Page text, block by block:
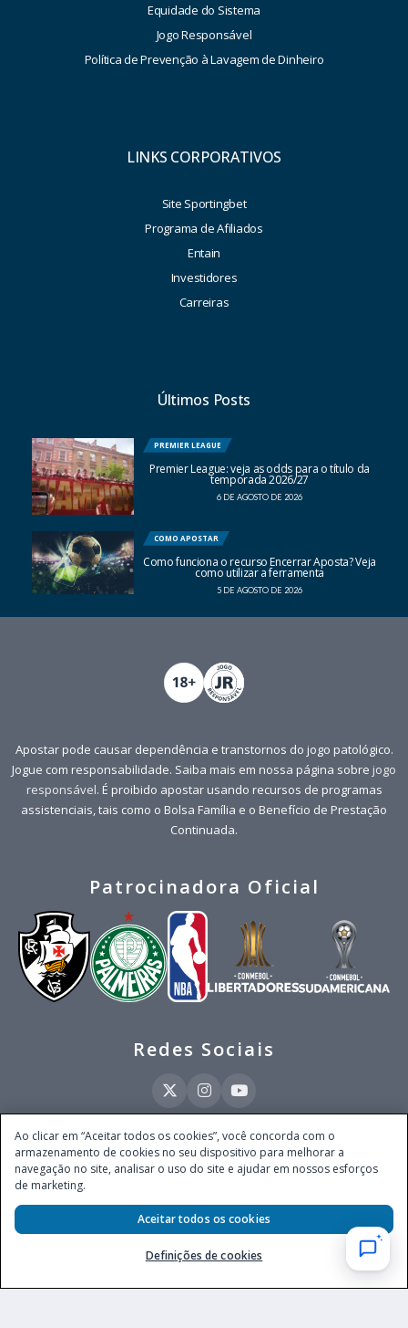
Equidade do Sistema
Jogo Responsável
Política de Prevenção à Lavagem de Dinheiro
LINKS CORPORATIVOS
Site Sportingbet
Programa de Afiliados
Entain
Investidores
Carreiras
Últimos Posts
PREMIER LEAGUE
Premier League: veja as odds para o título da
temporada 2026/27
6 DE AGOSTO DE 2026
COMO APOSTAR
Como funciona o recurso Encerrar Aposta? Veja
como utilizar a ferramenta
5 DE AGOSTO DE 2026
Apostar pode causar dependência e transtornos do jogo patológico.
Jogue com responsabilidade. Saiba mais em nossa página sobre jogo
responsável. É proibido apostar usando recursos de programas
assistenciais, tais como o Bolsa Família e o Benefício de Prestação
Continuada.
Patrocinadora Oficial
Redes Sociais
Este site é operado pela Ventmear Brasil LTDA (CNPJ 52.868.380/0001-84), com
endereço na Avenida Brigadeiro Faria Lima, nº 4.055, 3º andar, Itaim Bibi, no
Município de São Paulo, Estado de São Paulo, CEP 04538-133, Brasil - empresa
Secretaria de Prêmios e Apostas do Ministério da Fazenda, conforme Portaria nº
247, de 07.02.2025, publicada no DOU em 11.2.2025.
Ao clicar em “Aceitar todos os cookies”, você concorda com o
armazenamento de cookies no seu dispositivo para melhorar a
navegação no site, analisar o uso do site e ajudar em nossos esforços
de marketing.
Definições de cookies
Aceitar todos os cookies